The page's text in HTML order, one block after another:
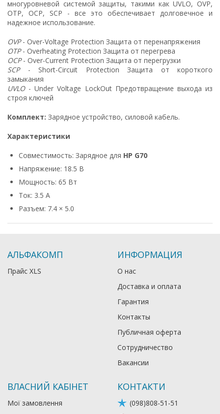
многуровневой системой защиты, такими как UVLO, OVP,
OTP, OCP, SCP - все это обеспечивает долговечное и
надежное использование.
OVP- Over-Voltage Protection Защита от перенапряжения
OTP- Overheating Protection Защита от перегрева
OCP- Over-Current Protection Защита от перегрузки
SCP- Short-Circuit Protection Защита от короткого
замыкания
UVLO- Under Voltage LockOut Предотвращение выхода из
строя ключей
Комплект: Зарядное устройство, силовой кабель.
Характеристики
Совместимость: Зарядное для HP G70
Напряжение: 18.5 В
Мощность: 65 Вт
Ток: 3.5 А
Разъем: 7.4 × 5.0
АЛЬФАКОМП
Прайс XLS
ИНФОРМАЦИЯ
О нас
Доставка и оплата
Гарантия
Контакты
Публичная оферта
Сотрудничество
Вакансии
ВЛАСНИЙ КАБІНЕТ
Мої замовлення
КОНТАКТИ
(098)808-51-51